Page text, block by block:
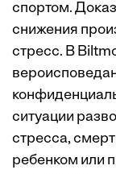
спортом.
снижения
стресс. В
ситуации
стресса,
ребенком или